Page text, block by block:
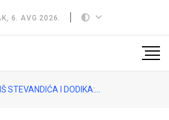
6. AVG 2026.
I DODIKA: Ko će Bosnom defilovati ako neće "srpska vojska"